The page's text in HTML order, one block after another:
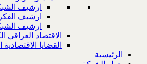
ارشيف
ارشيف
ارشيف
الاقتصاد العراقي
القضايا الاقتصادية
الرئيسية